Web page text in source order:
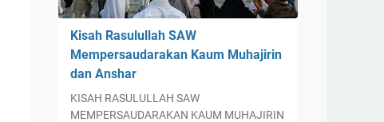
Kisah Rasulullah SAW
Mempersaudarakan Kaum Muhajirin
dan Anshar
KISAH RASULULLAH SAW
MEMPERSAUDARAKAN KAUM MUHAJIRIN